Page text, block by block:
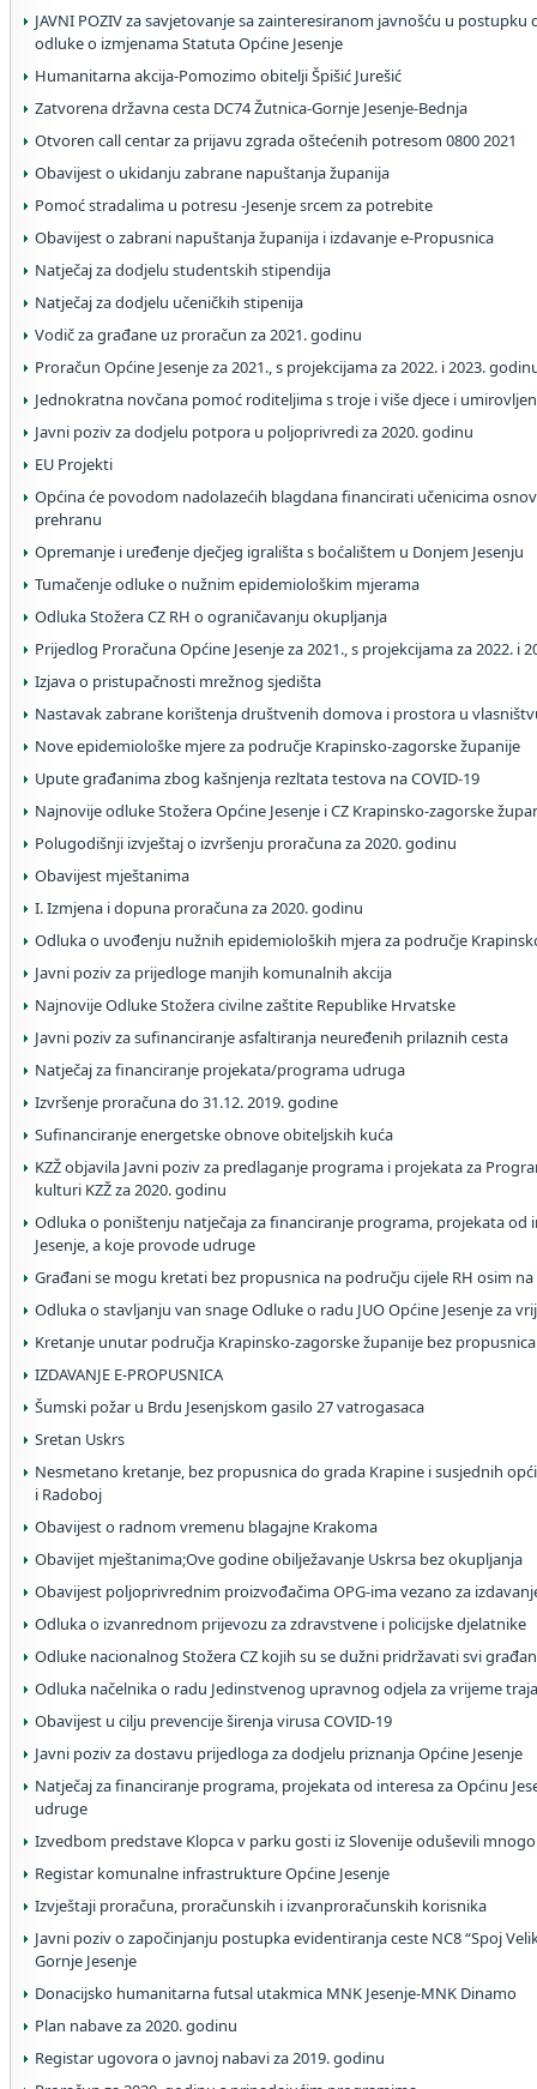
JAVNI POZIV za savjetovanje sa zainteresiranom javnošću u
odluke o izmjenama Statuta Općine Jesenje
Humanitarna akcija-Pomozimo obitelji Špišić Jurešić
Zatvorena državna cesta DC74 Žutnica-Gornje Jesenje-Bednja
Otvoren call centar za prijavu zgrada oštećenih potresom 0800 2021
Obavijest o ukidanju zabrane napuštanja županija
Pomoć stradalima u potresu -Jesenje srcem za potrebite
Obavijest o zabrani napuštanja županija i izdavanje e-Propusnica
Natječaj za dodjelu studentskih stipendija
Natječaj za dodjelu učeničkih stipenija
Vodič za građane uz proračun za 2021. godinu
Proračun Općine Jesenje za 2021., s projekcijama za 2022. i 2023.
Jednokratna novčana pomoć roditeljima s troje i više djece i
Javni poziv za dodjelu potpora u poljoprivredi za 2020. godinu
EU Projekti
Općina će povodom nadolazećih blagdana financirati učenicima
prehranu
Opremanje i uređenje dječjeg igrališta s boćalištem u Donjem Jesenju
Tumačenje odluke o nužnim epidemiološkim mjerama
Odluka Stožera CZ RH o ograničavanju okupljanja
Prijedlog Proračuna Općine Jesenje za 2021., s projekcijama za 2022. i
Izjava o pristupačnosti mrežnog sjedišta
Nastavak zabrane korištenja društvenih domova i prostora u
Nove epidemiološke mjere za područje Krapinsko-zagorske županije
Upute građanima zbog kašnjenja rezltata testova na COVID-19
Najnovije odluke Stožera Općine Jesenje i CZ Krapinsko-zagorske
Polugodišnji izvještaj o izvršenju proračuna za 2020. godinu
Obavijest mještanima
I. Izmjena i dopuna proračuna za 2020. godinu
Odluka o uvođenju nužnih epidemioloških mjera za područje
Javni poziv za prijedloge manjih komunalnih akcija
Najnovije Odluke Stožera civilne zaštite Republike Hrvatske
Javni poziv za sufinanciranje asfaltiranja neuređenih prilaznih cesta
Natječaj za financiranje projekata/programa udruga
Izvršenje proračuna do 31.12. 2019. godine
Sufinanciranje energetske obnove obiteljskih kuća
KZŽ objavila Javni poziv za predlaganje programa i projekata za
kulturi KZŽ za 2020. godinu
Odluka o poništenju natječaja za financiranje programa, projekata od
Jesenje, a koje provode udruge
Građani se mogu kretati bez propusnica na području cijele RH osim na
Odluka o stavljanju van snage Odluke o radu JUO Općine Jesenje za
Kretanje unutar područja Krapinsko-zagorske županije bez propusnica
IZDAVANJE E-PROPUSNICA
Šumski požar u Brdu Jesenjskom gasilo 27 vatrogasaca
Sretan Uskrs
Nesmetano kretanje, bez propusnica do grada Krapine i susjednih
i Radoboj
Obavijest o radnom vremenu blagajne Krakoma
Obavijet mještanima;Ove godine obilježavanje Uskrsa bez okupljanja
Obavijest poljoprivrednim proizvođačima OPG-ima vezano za
Odluka o izvanrednom prijevozu za zdravstvene i policijske djelatnike
Odluke nacionalnog Stožera CZ kojih su se dužni pridržavati svi
Odluka načelnika o radu Jedinstvenog upravnog odjela za vrijeme
Obavijest u cilju prevencije širenja virusa COVID-19
Javni poziv za dostavu prijedloga za dodjelu priznanja Općine Jesenje
Natječaj za financiranje programa, projekata od interesa za Općinu
udruge
Izvedbom predstave Klopca v parku gosti iz Slovenije oduševili
Registar komunalne infrastrukture Općine Jesenje
Izvještaji proračuna, proračunskih i izvanproračunskih korisnika
Javni poziv o započinjanju postupka evidentiranja ceste NC8 “Spoj
Gornje Jesenje
Donacijsko humanitarna futsal utakmica MNK Jesenje-MNK Dinamo
Plan nabave za 2020. godinu
Registar ugovora o javnoj nabavi za 2019. godinu